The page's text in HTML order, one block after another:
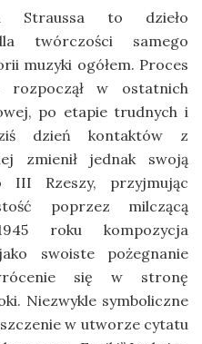
Straussa to dzieło
twórczości samego
muzyki ogółem. Proces
rozpoczął w ostatnich
po etapie trudnych i
dzień kontaktów z
zmienił jednak swoją
Rzeszy, przyjmując
poprzez milczącą
roku kompozycja
swoiste pożegnanie
się w stronę
Niezwykle symboliczne
w utworze cytatu